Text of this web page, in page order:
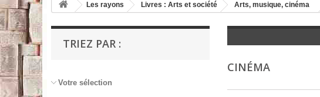
Les rayons Livres : Arts et société Arts, musique, cinéma
TRIEZ PAR :
Votre sélection
CINÉMA